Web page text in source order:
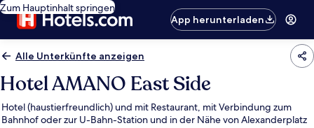
Zum Hauptinhalt springen
App herunterladen
Alle Unterkünfte anzeigen
Hotel AMANO East Side
Hotel (haustierfreundlich) und mit Restaurant, mit Verbindung zum
Bahnhof oder zur U-Bahn-Station und in der Nähe von Alexanderplatz